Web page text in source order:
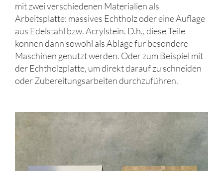
mit zwei verschiedenen Materialien als
Arbeitsplatte: massives Echtholz oder eine Auflage
aus Edelstahl bzw. Acrylstein. D.h., diese Teile
können dann sowohl als Ablage für besondere
Maschinen genutzt werden. Oder zum Beispiel mit
der Echtholzplatte, um direkt darauf zu schneiden
oder Zubereitungsarbeiten durchzuführen.